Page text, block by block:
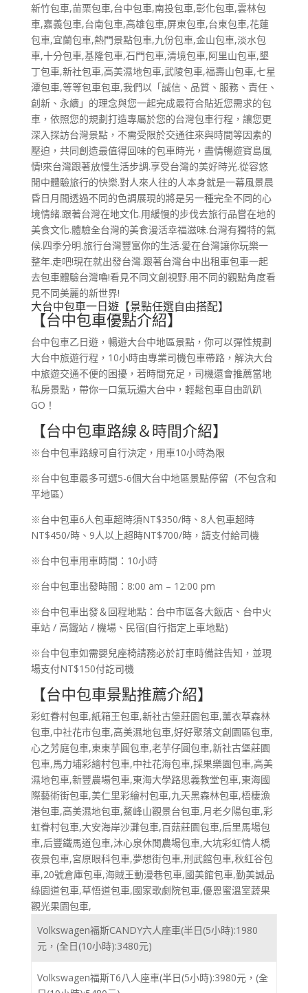
新竹包車,苗栗包車,台中包車,南投包車,彰化包車,雲林包
車,嘉義包車,台南包車,高雄包車,屏東包車,台東包車,花蓮
包車,宜蘭包車,熱門景點包車,九份包車,金山包車,淡水包
車,十分包車,基隆包車,石門包車,清境包車,阿里山包車,墾
丁包車,新社包車,高美濕地包車,武陵包車,福壽山包車,七星
潭包車,等等包車包車,我們以「誠信、品質、服務、責任、
創新、永續」的理念與您一起完成最符合貼近您需求的包
車，依照您的規劃打造專屬於您的台灣包車行程，讓您更
深入探訪台灣景點，不需受限於交通往來與時間等因素的
壓迫，共同創造最值得回味的包車時光，盡情暢遊寶島風
情!來台灣跟著放慢生活步調.享受台灣的美好時光.從容悠
閒中體驗旅行的快樂.對人來人往的人本身就是一幕風景晨
昏日月間透過不同的色調展現的將是另一種完全不同的心
境情緒.跟著台灣在地文化.用緩慢的步伐去旅行品嘗在地的
美食文化.體驗全台灣的美食漫活幸福滋味.台灣有獨特的氣
候.四季分明.旅行台灣豐富你的生活.愛在台灣讓你玩樂一
整年.走吧!現在就出發台灣.跟著台灣台中出租車包車一起
去包車體驗台灣嚕!看見不同文創視野.用不同的觀點角度看
見不同美麗的新世界!
大台中包車一日遊【景點任選自由搭配】
【台中包車優點介紹】
台中包車乙日遊，暢遊大台中地區景點，你可以彈性規劃
大台中旅遊行程，10小時由專業司機包車帶路，解決大台
中旅遊交通不便的困擾，若時間充足，司機還會推薦當地
私房景點，帶你一口氣玩遍大台中，輕鬆包車自由趴趴
GO！
【台中包車路線＆時間介紹】
※台中包車路線可自行決定，用車10小時為限
※台中包車最多可選5-6個大台中地區景點停留（不包含和
平地區）
※台中包車6人包車超時須NT$350/時、8人包車超時
NT$450/時、9人以上超時NT$700/時，請支付給司機
※台中包車用車時間：10小時
※台中包車出發時間：8:00 am – 12:00 pm
※台中包車出發＆回程地點：台中市區各大飯店、台中火
車站 / 高鐵站 / 機場、民宿(自行指定上車地點)
※台中包車如需嬰兒座椅請務必於訂車時備註告知，並現
場支付NT$150付訖司機
【台中包車景點推薦介紹】
彩虹眷村包車,紙箱王包車,新社古堡莊園包車,薰衣草森林
包車,中社花市包車,高美濕地包車,好好聚落文創園區包車,
心之芳庭包車,東東芋圓包車,老芋仔圓包車,新社古堡莊園
包車,馬力埔彩繪村包車,中社花海包車,採果樂園包車,高美
濕地包車,新豐農場包車,東海大學路思義教堂包車,東海國
際藝術街包車,美仁里彩繪村包車,九天黑森林包車,梧棲漁
港包車,高美濕地包車,鰲峰山觀景台包車,月老夕陽包車,彩
虹眷村包車,大安海岸沙灘包車,百菇莊園包車,后里馬場包
車,后豐鐵馬道包車,沐心泉休閒農場包車,大坑彩虹情人橋
夜景包車,宮原眼科包車,夢想街包車,刑武館包車,秋紅谷包
車,20號倉庫包車,海賊王動漫巷包車,國美館包車,勤美誠品
綠園道包車,草悟道包車,國家歌劇院包車,優恩蜜溫室蔬果
觀光果園包車,
Volkswagen福斯CANDY六人座車(半日(5小時):1980
元，(全日(10小時):3480元)
Volkswagen福斯T6八人座車(半日(5小時):3980元，(全